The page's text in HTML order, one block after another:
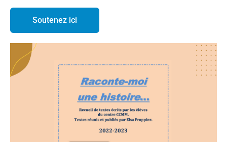
Soutenez ici